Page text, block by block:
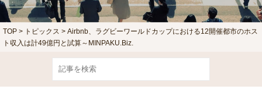
TOP > トピックス > Airbnb、ラグビーワールドカップにおける12開催都市のホス
ト収入は計49億円と試算～MINPAKU.Biz.